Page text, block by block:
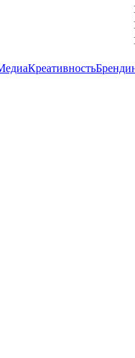
Креативность